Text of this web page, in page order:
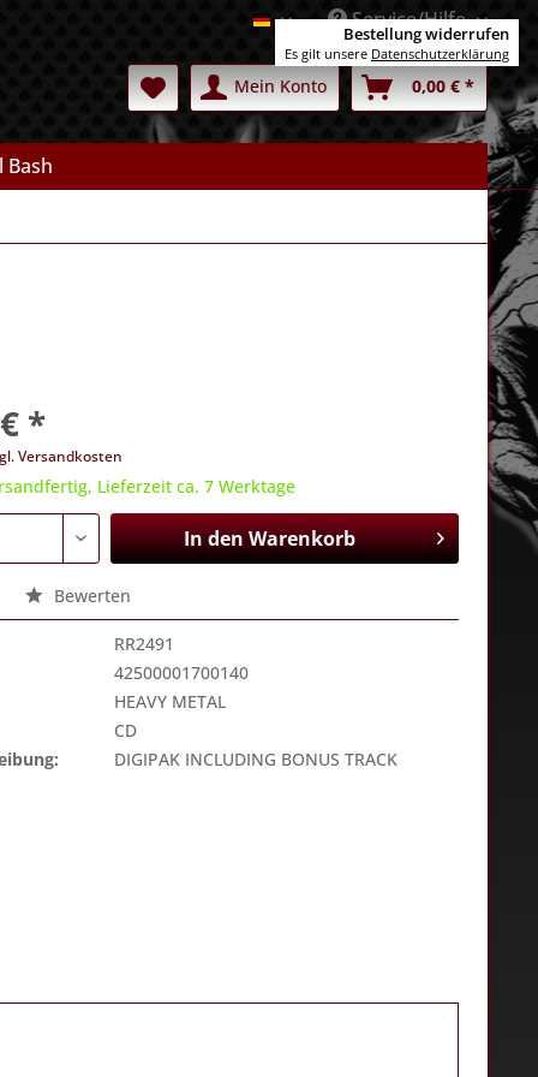
DeutschService/Hilfe
Mein Konto 0,00 € *
Bash
*
Versandkosten
Lieferzeit ca. 7 Werktage
In denWarenkorb
Bewerten
RR2491
42500001700140
HEAVY METAL
CD
DIGIPAK INCLUDING BONUS TRACK
Bestellung widerrufen
Es gilt unsere Datenschutzerklärung